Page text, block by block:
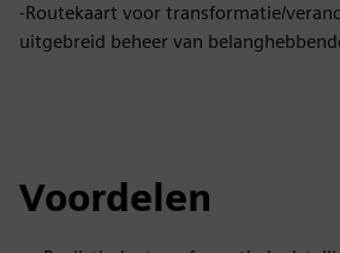
-Routekaart voor transformatie/
uitgebreid beheer van
Voordelen